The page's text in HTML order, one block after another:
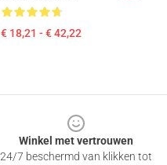
€ 18,21 - € 42,22
Winkel met vertrouwen
24/7 beschermd van klikken tot